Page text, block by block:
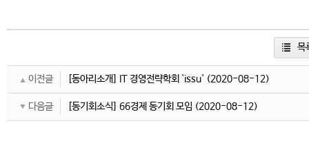
목
이전글 [동아리소개] IT 경영전략학회 'issu' (2020-08-12)
다음글 [동기회소식] 66경제 동기회 모임 (2020-08-12)